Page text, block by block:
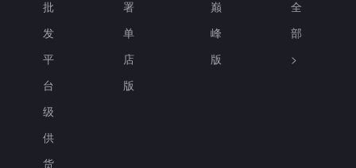
批
发
平
台
级
供
货
署
单
店
版
巅
峰
版
全
部
>